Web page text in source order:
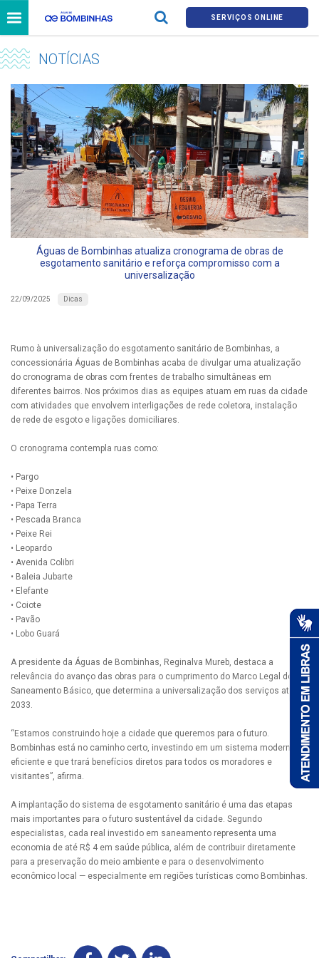
SERVIÇOS ONLINE
NOTÍCIAS
Águas de Bombinhas atualiza cronograma de obras de
esgotamento sanitário e reforça compromisso com a
universalização
22/09/2025 Dicas
Rumo à universalização do esgotamento sanitário de Bombinhas, a
concessionária Águas de Bombinhas acaba de divulgar uma atualização
do cronograma de obras com frentes de trabalho simultâneas em
diferentes bairros. Nos próximos dias as equipes atuam em ruas da cidade
com atividades que envolvem interligações de rede coletora, instalação
de rede de esgoto e ligações domiciliares.
O cronograma contempla ruas como:
• Pargo
• Peixe Donzela
• Papa Terra
• Pescada Branca
• Peixe Rei
• Leopardo
• Avenida Colibri
• Baleia Jubarte
• Elefante
• Coiote
• Pavão
• Lobo Guará
A presidente da Águas de Bombinhas, Reginalva Mureb, destaca a
relevância do avanço das obras para o cumprimento do Marco Legal do
Saneamento Básico, que determina a universalização dos serviços até
2033.
“Estamos construindo hoje a cidade que queremos para o futuro.
Bombinhas está no caminho certo, investindo em um sistema moderno,
eficiente e que trará benefícios diretos para todos os moradores e
visitantes”, afirma.
A implantação do sistema de esgotamento sanitário é uma das etapas
mais importantes para o futuro sustentável da cidade. Segundo
especialistas, cada real investido em saneamento representa uma
economia de até R$ 4 em saúde pública, além de contribuir diretamente
para a preservação do meio ambiente e para o desenvolvimento
econômico local — especialmente em regiões turísticas como Bombinhas.